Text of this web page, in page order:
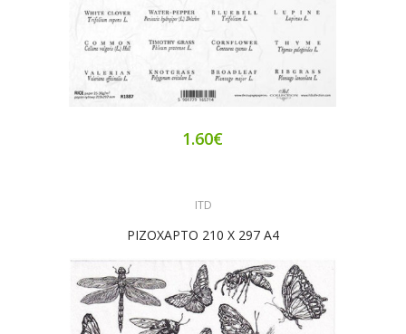
1.60€
ITD
ΡΙΖΟΧΑΡΤΟ 210 Χ 297 Α4